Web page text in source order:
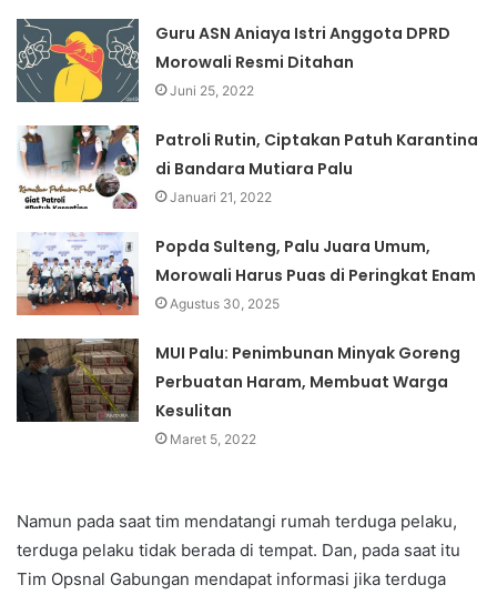
Guru ASN Aniaya Istri Anggota DPRD
Morowali Resmi Ditahan
Juni 25, 2022
Patroli Rutin, Ciptakan Patuh Karantina
di Bandara Mutiara Palu
Januari 21, 2022
Popda Sulteng, Palu Juara Umum,
Morowali Harus Puas di Peringkat Enam
Agustus 30, 2025
MUI Palu: Penimbunan Minyak Goreng
Perbuatan Haram, Membuat Warga
Kesulitan
Maret 5, 2022
Namun pada saat tim mendatangi rumah terduga pelaku,
terduga pelaku tidak berada di tempat. Dan, pada saat itu
Tim Opsnal Gabungan mendapat informasi jika terduga